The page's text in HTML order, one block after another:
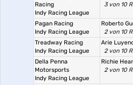
Racing
Indy Racing League
3 von 10
Pagan Racing
Indy Racing League
Roberto
2 von 10
Treadway Racing
Indy Racing League
Arie
2 von 10
Della Penna
Motorsports
Indy Racing League
Richie
2 von 10